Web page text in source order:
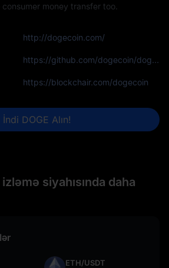
money transfer too.
http://dogecoin.com/
https://github.com/dogecoin/dogecoin/blob/master/README.md
https://blockchair.com/dogecoin
İndi DOGE Alın!
siyahısında daha
ETH/USDT